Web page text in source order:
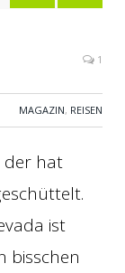
1
MAGAZIN, REISEN
der hat
ist
bisschen